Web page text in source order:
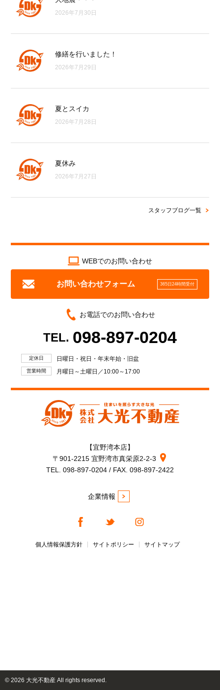
2026年7月30日
修繕を行いました！
2026年7月29日
夏とスイカ
2026年7月28日
夏休み
2026年7月27日
スタッフブログ一覧
WEBでのお問い合わせ
お問い合わせフォーム 365日24時間受付
お電話でのお問い合わせ
TEL. 098-897-0204
定休日 日曜日・祝日・年末年始・旧盆
営業時間 月曜日～土曜日／10:00～17:00
【宜野湾本店】
〒901-2215 宜野湾市真栄原2-2-3
TEL. 098-897-0204 / FAX. 098-897-2422
企業情報
個人情報保護方針 サイトポリシー サイトマップ
© 2026 大光不動産 All rights reserved.